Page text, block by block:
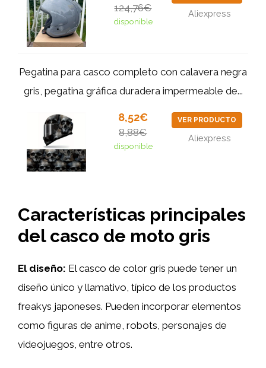
124,76€
disponible
Aliexpress
Pegatina para casco completo con calavera negra
gris, pegatina gráfica duradera impermeable de...
8,52€
8,88€
disponible
VER PRODUCTO
Aliexpress
Características principales
del casco de moto gris
El diseño: El casco de color gris puede tener un
diseño único y llamativo, típico de los productos
freakys japoneses. Pueden incorporar elementos
como figuras de anime, robots, personajes de
videojuegos, entre otros.